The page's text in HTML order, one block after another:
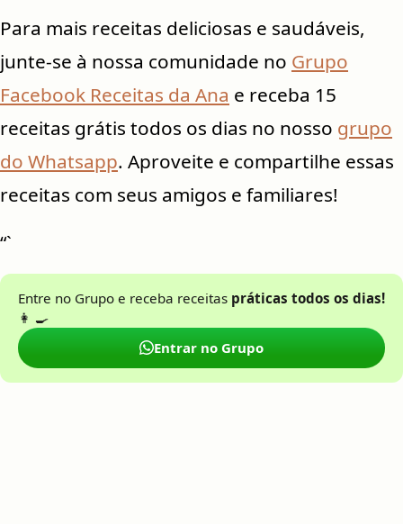
Para mais receitas deliciosas e saudáveis,
junte-se à nossa comunidade no Grupo
Facebook Receitas da Ana e receba 15
receitas grátis todos os dias no nosso grupo
do Whatsapp. Aproveite e compartilhe essas
receitas com seus amigos e familiares!
“`
Entre no Grupo e receba receitas práticas todos os dias!
👩 🍳
Entrar no Grupo